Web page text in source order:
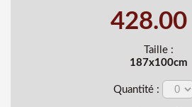
428.00
Taille :
187x100cm
Quantité :